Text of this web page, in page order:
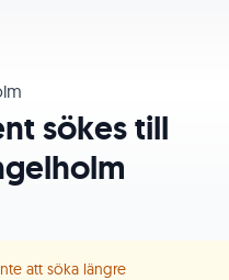
sökes till
att söka längre